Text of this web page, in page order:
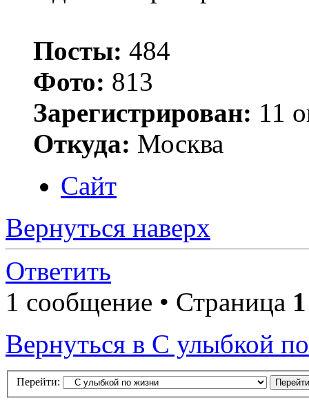
Посты: 484
Фото: 813
Зарегистрирован: 11
Откуда: Москва
Сайт
Вернуться наверх
Ответить
1 сообщение • Страница 1
Вернуться в С улыбкой
Перейти: